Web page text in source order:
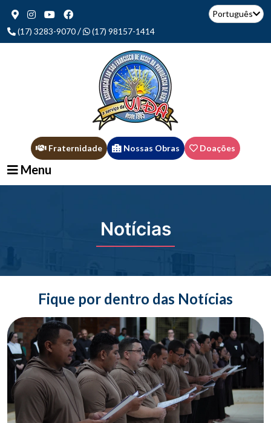
Português
(17) 3283-9070 / (17) 98157-1414
Fraternidade Nossas Obras Doações
Menu
Notícias
Fique por dentro das Notícias